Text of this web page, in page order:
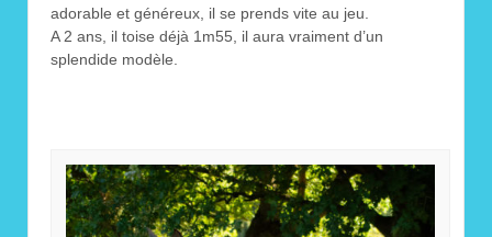
adorable et généreux, il se prends vite au jeu.
A 2 ans, il toise déjà 1m55, il aura vraiment d’un
splendide modèle.